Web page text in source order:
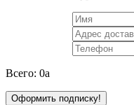
Всего: 0a
Оформить подписку!